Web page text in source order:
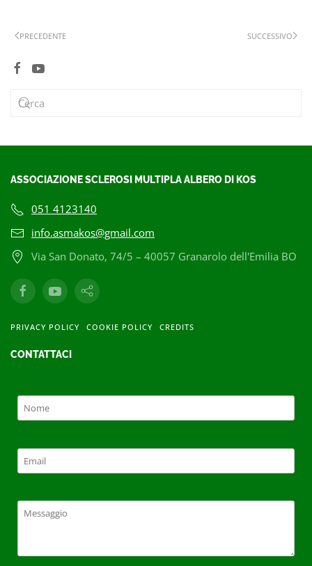
PRECEDENTE SUCCESSIVO
ASSOCIAZIONE SCLEROSI MULTIPLA ALBERO DI KOS
051 4123140
info.asmakos@gmail.com
Via San Donato, 74/5 – 40057 Granarolo dell'Emilia BO
PRIVACY POLICY COOKIE POLICY CREDITS
CONTATTACI